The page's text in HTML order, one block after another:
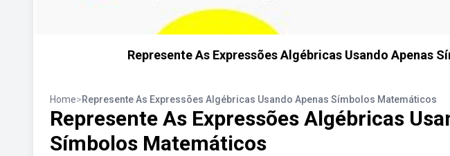
Represente As Expressões Algébricas Usando Apenas
Home>Represente As Expressões Algébricas Usando Apenas Símbolos Matemáticos
Represente As Expressões Algébricas
Símbolos Matemáticos